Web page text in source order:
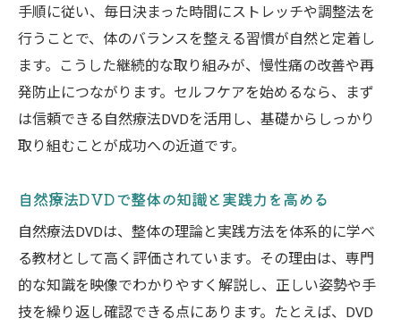
手順に従い、毎日決まった時間にストレッチや調整法を
行うことで、体のバランスを整える習慣が自然と定着し
ます。こうした継続的な取り組みが、慢性痛の改善や再
発防止につながります。セルフケアを始めるなら、まず
は信頼できる自然療法DVDを活用し、基礎からしっかり
取り組むことが成功への近道です。
自然療法DVDで整体の知識と実践力を高める
自然療法DVDは、整体の理論と実践方法を体系的に学べ
る教材として高く評価されています。その理由は、専門
的な知識を映像でわかりやすく解説し、正しい姿勢や手
技を繰り返し確認できる点にあります。たとえば、DVD